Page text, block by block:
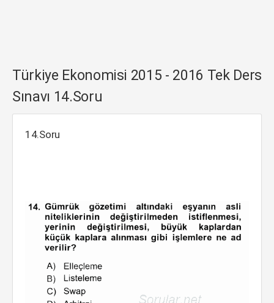
Türkiye Ekonomisi 2015 - 2016 Tek Ders
Sınavı 14.Soru
14.Soru